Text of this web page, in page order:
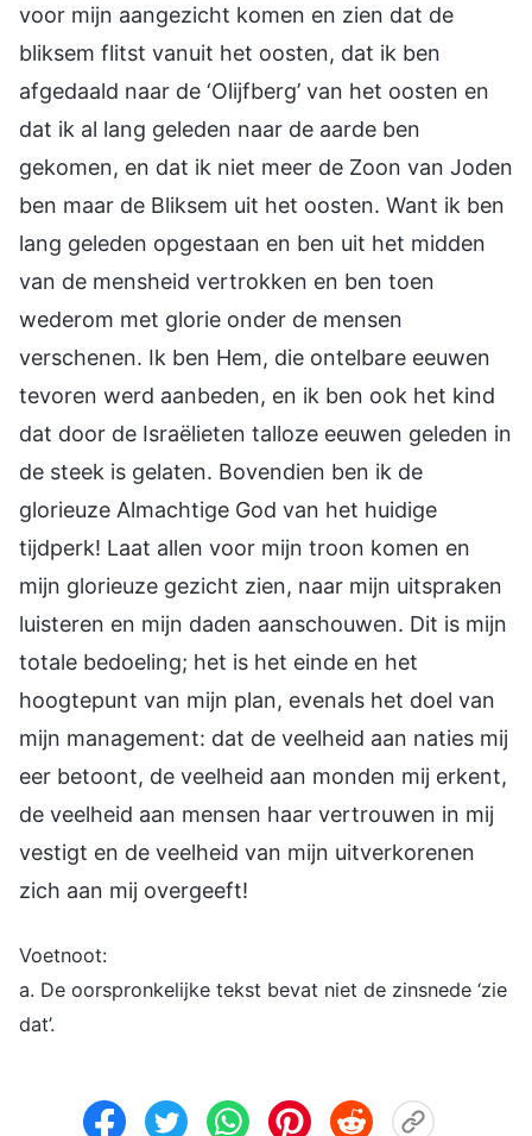
voor mijn aangezicht komen en zien dat de
bliksem flitst vanuit het oosten, dat ik ben
afgedaald naar de ‘Olijfberg’ van het oosten en
dat ik al lang geleden naar de aarde ben
gekomen, en dat ik niet meer de Zoon van Joden
ben maar de Bliksem uit het oosten. Want ik ben
lang geleden opgestaan en ben uit het midden
van de mensheid vertrokken en ben toen
wederom met glorie onder de mensen
verschenen. Ik ben Hem, die ontelbare eeuwen
tevoren werd aanbeden, en ik ben ook het kind
dat door de Israëlieten talloze eeuwen geleden in
de steek is gelaten. Bovendien ben ik de
glorieuze Almachtige God van het huidige
tijdperk! Laat allen voor mijn troon komen en
mijn glorieuze gezicht zien, naar mijn uitspraken
luisteren en mijn daden aanschouwen. Dit is mijn
totale bedoeling; het is het einde en het
hoogtepunt van mijn plan, evenals het doel van
mijn management: dat de veelheid aan naties mij
eer betoont, de veelheid aan monden mij erkent,
de veelheid aan mensen haar vertrouwen in mij
vestigt en de veelheid van mijn uitverkorenen
zich aan mij overgeeft!
Voetnoot:
a. De oorspronkelijke tekst bevat niet de zinsnede ‘zie
dat’.